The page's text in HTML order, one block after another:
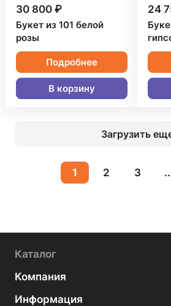
30 800 ₽
Букет из 101 белой
розы
Подробнее
В корзину
24
Загрузить
1 2 3
Каталог
Компания
Информация